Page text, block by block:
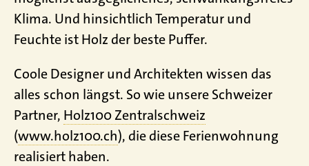
Klima. Und hinsichtlich Temperatur und
Feuchte ist Holz der beste Puffer.
Coole Designer und Architekten wissen das
alles schon längst. So wie unsere Schweizer
Partner, Holz100 Zentralschweiz
(www.holz100.ch), die diese Ferienwohnung
realisiert haben.